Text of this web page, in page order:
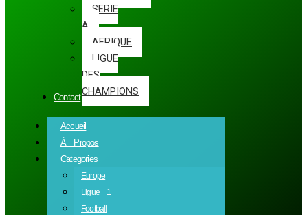
SERIE
A
AFRIQUE
LIGUE
DES
CHAMPIONS
Contact
Accueil
À Propos
Categories
Europe
Ligue 1
Football